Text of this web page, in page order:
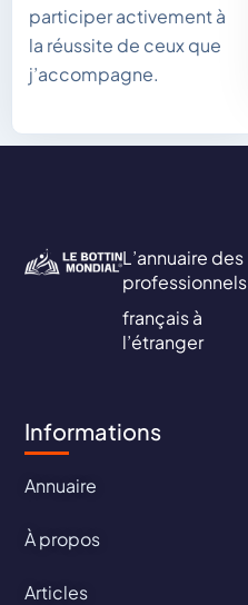
participer activement à
la réussite de ceux que
j’accompagne.
L’annuaire des
professionnels
français à
l’étranger
Informations
Annuaire
À propos
Articles